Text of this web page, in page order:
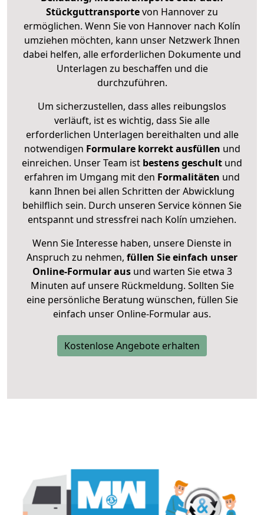
Stückguttransportevon Hannover zu
ermöglichen. Wenn Sie von Hannover nach Kolín
umziehen möchten, kann unser Netzwerk Ihnen
dabei helfen, alle erforderlichen Dokumente und
Unterlagen zu beschaffen und die
durchzuführen.
Um sicherzustellen, dass alles reibungslos
verläuft, ist es wichtig, dass Sie alle
erforderlichen Unterlagen bereithalten und alle
notwendigen Formulare korrekt ausfüllen und
einreichen. Unser Team ist bestens geschult und
erfahren im Umgang mit den Formalitäten und
kann Ihnen bei allen Schritten der Abwicklung
behilflich sein. Durch unseren Service können Sie
entspannt und stressfrei nach Kolín umziehen.
Wenn Sie Interesse haben, unsere Dienste in
Anspruch zu nehmen, füllen Sie einfach unser
Online-Formular ausund warten Sie etwa 3
Minuten auf unsere Rückmeldung. Sollten Sie
eine persönliche Beratung wünschen, füllen Sie
einfach unser Online-Formular aus.
Kostenlose Angebote erhalten